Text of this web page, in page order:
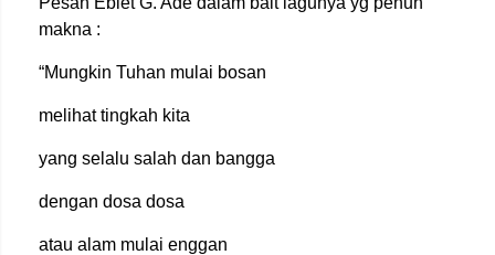
makna :
“Mungkin Tuhan mulai bosan
melihat tingkah kita
yang selalu salah dan bangga
dengan dosa dosa
atau alam mulai enggan